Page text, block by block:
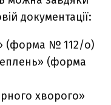
документації:
(форма № 112/о)
(форма
хворого»